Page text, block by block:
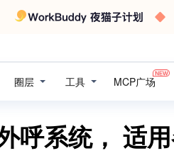
圈层 工具 MCP广场
呼系统， 适